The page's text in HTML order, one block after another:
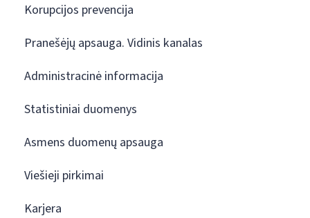
Korupcijos prevencija
Pranešėjų apsauga. Vidinis kanalas
Administracinė informacija
Statistiniai duomenys
Asmens duomenų apsauga
Viešieji pirkimai
Karjera